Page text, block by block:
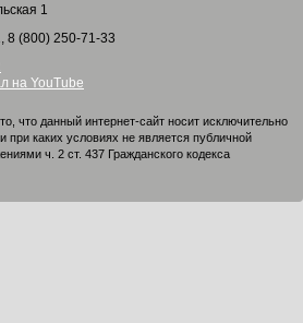
1
8 (800) 250-71-33
на YouTube
что данный интернет-сайт носит исключительно
каких условиях не является публичной
ч. 2 ст. 437 Гражданского кодекса